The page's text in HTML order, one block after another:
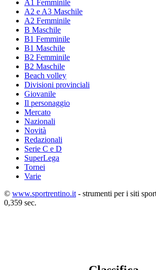
A1 Femminile
A2 e A3 Maschile
A2 Femminile
B Maschile
B1 Femminile
B1 Maschile
B2 Femminile
B2 Maschile
Beach volley
Divisioni provinciali
Giovanile
Il personaggio
Mercato
Nazionali
Novità
Redazionali
Serie C e D
SuperLega
Tornei
Varie
© www.sportrentino.it - strumenti per i siti
0,359 sec.